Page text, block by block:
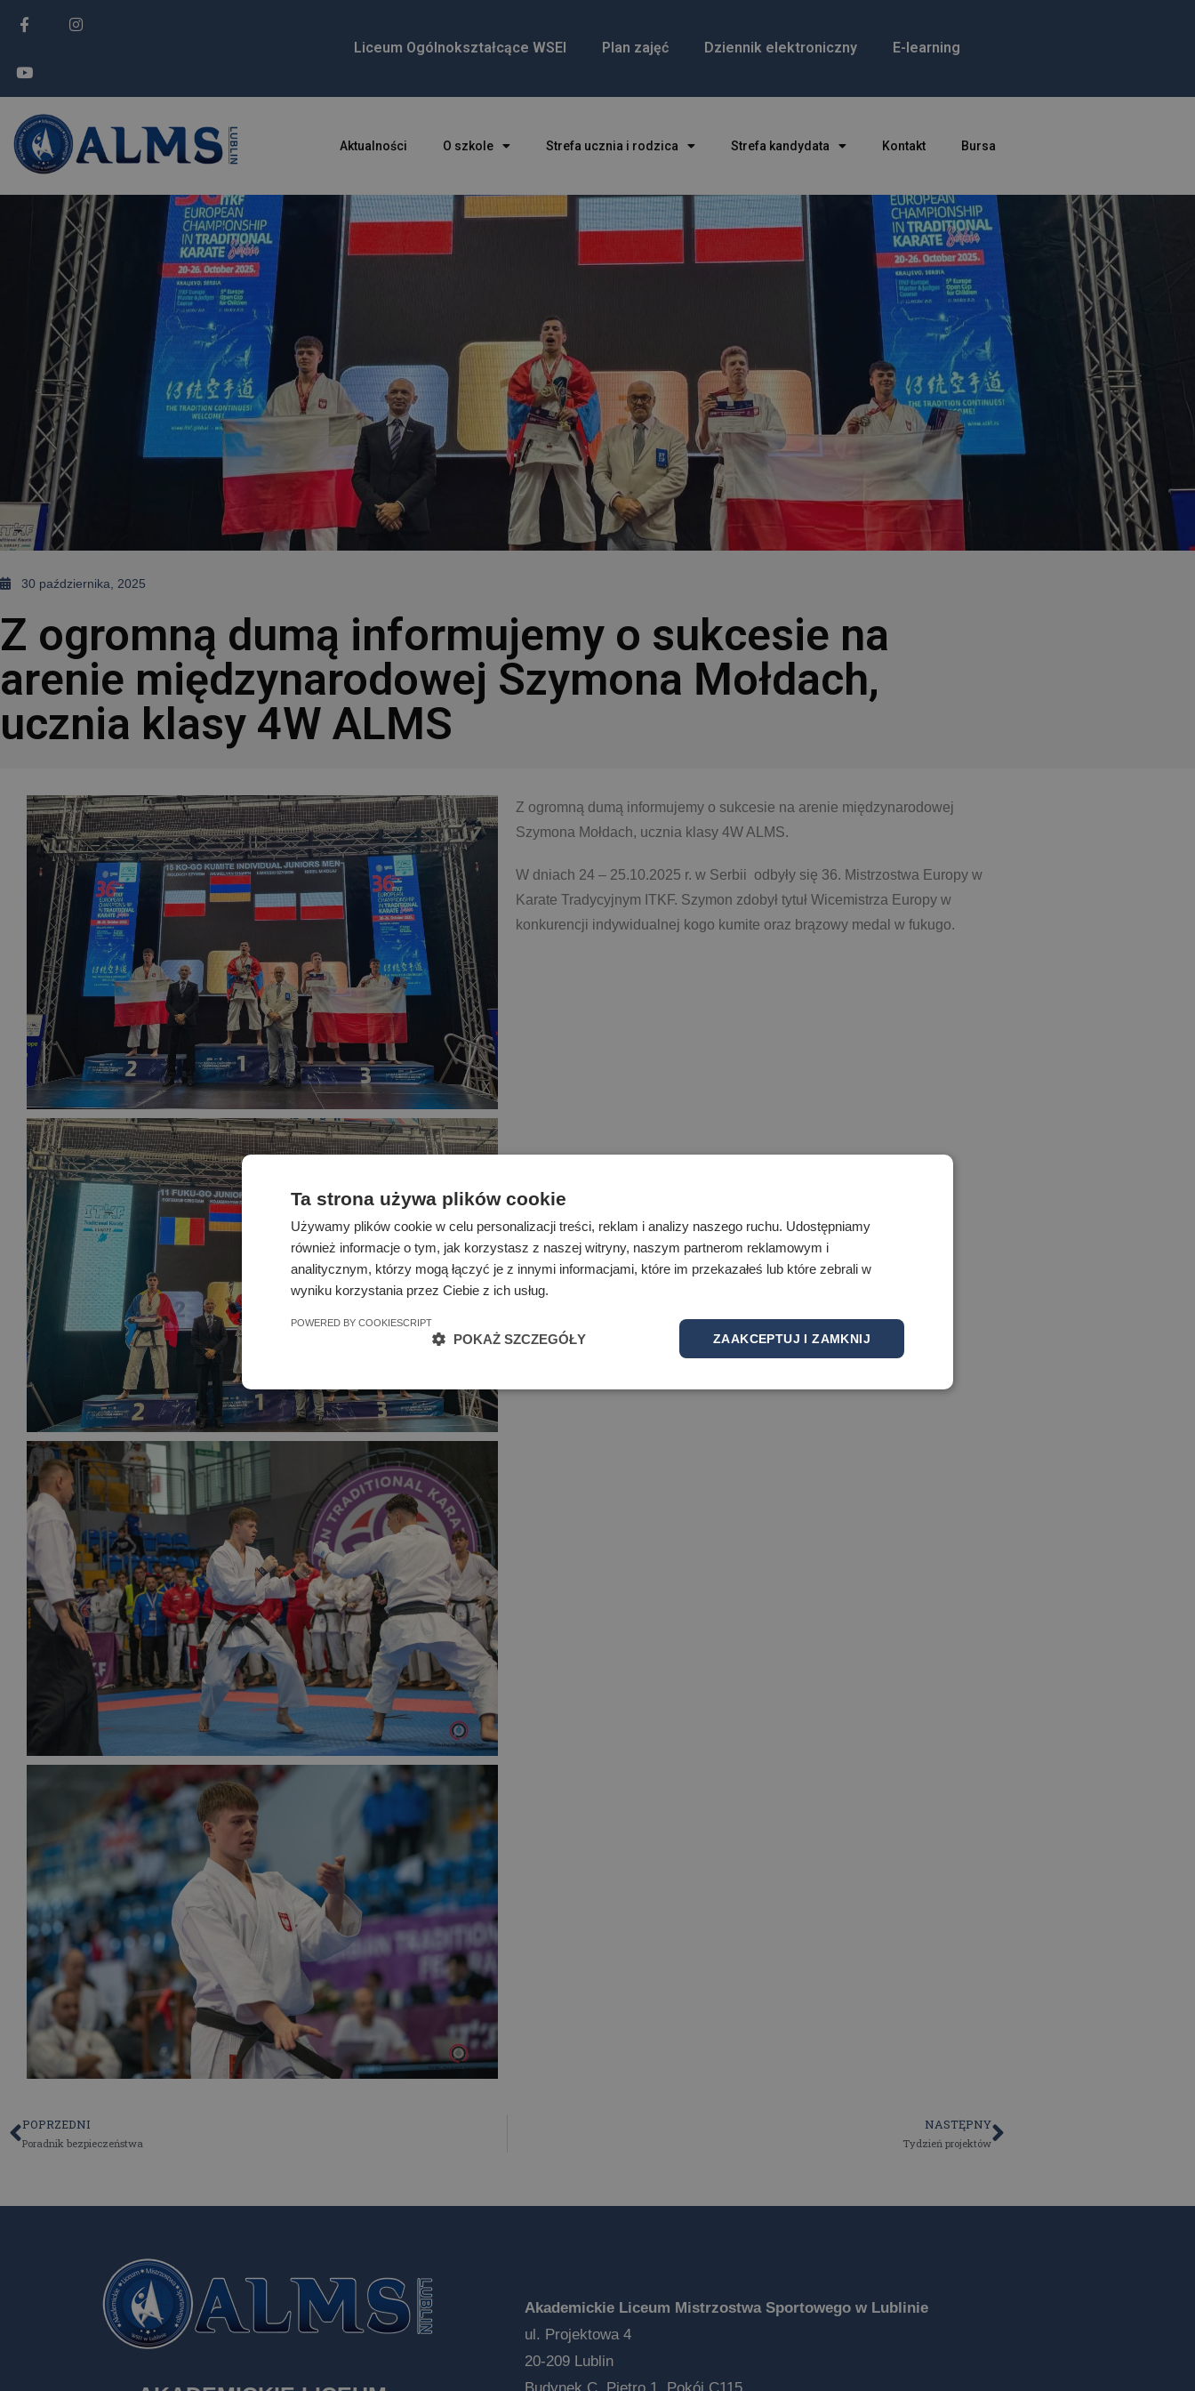
Liceum Ogólnokształcące WSEI Plan zajęć Dziennik elektroniczny E-learning
Aktualności O szkole Strefa ucznia i rodzica Strefa kandydata Kontakt Bursa
30 października, 2025
Z ogromną dumą informujemy o sukcesie na
arenie międzynarodowej Szymona Mołdach,
ucznia klasy 4W ALMS
Z ogromną dumą informujemy o sukcesie na arenie międzynarodowej
Szymona Mołdach, ucznia klasy 4W ALMS.
W dniach 24 – 25.10.2025 r. w Serbii odbyły się 36. Mistrzostwa Europy w
Karate Tradycyjnym ITKF. Szymon zdobył tytuł Wicemistrza Europy w
konkurencji indywidualnej kogo kumite oraz brązowy medal w fukugo.
POPRZEDNI
Poradnik bezpieczeństwa
NASTĘPNY
Tydzień projektów
Akademickie Liceum Mistrzostwa Sportowego w Lublinie
ul. Projektowa 4
20-209 Lublin
Ta strona używa plików cookie
Używamy plików cookie w celu personalizacji treści, reklam i analizy naszego ruchu. Udostępniamy
również informacje o tym, jak korzystasz z naszej witryny, naszym partnerom reklamowym i
analitycznym, którzy mogą łączyć je z innymi informacjami, które im przekazałeś lub które zebrali w
wyniku korzystania przez Ciebie z ich usług.
ZAAKCEPTUJ I ZAMKNIJ
POKAŻ SZCZEGÓŁY
POWERED BY COOKIESCRIPT